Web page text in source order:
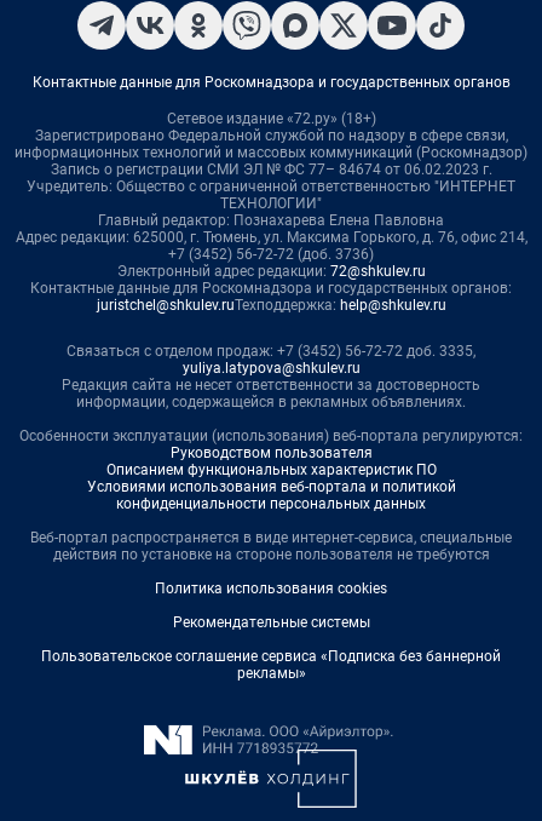
Контактные данные для Роскомнадзора и государственных органов
Сетевое издание «72.ру» (18+)
Зарегистрировано Федеральной службой по надзору в сфере связи,
информационных технологий и массовых коммуникаций (Роскомнадзор)
Запись о регистрации СМИ ЭЛ № ФС 77– 84674 от 06.02.2023 г.
Учредитель: Общество с ограниченной ответственностью "ИНТЕРНЕТ
ТЕХНОЛОГИИ"
Главный редактор: Познахарева Елена Павловна
Адрес редакции: 625000, г. Тюмень, ул. Максима Горького, д. 76, офис 214,
+7 (3452) 56-72-72 (доб. 3736)
Электронный адрес редакции: 72@shkulev.ru
Контактные данные для Роскомнадзора и государственных органов:
juristchel@shkulev.ruТехподдержка: help@shkulev.ru
Связаться с отделом продаж: +7 (3452) 56-72-72 доб. 3335,
yuliya.latypova@shkulev.ru
Редакция сайта не несет ответственности за достоверность
информации, содержащейся в рекламных объявлениях.
Особенности эксплуатации (использования) веб-портала регулируются:
Руководством пользователя
Описанием функциональных характеристик ПО
Условиями использования веб-портала и политикой
конфиденциальности персональных данных
Веб-портал распространяется в виде интернет-сервиса, специальные
действия по установке на стороне пользователя не требуются
Политика использования cookies
Рекомендательные системы
Пользовательское соглашение сервиса «Подписка без баннерной
рекламы»